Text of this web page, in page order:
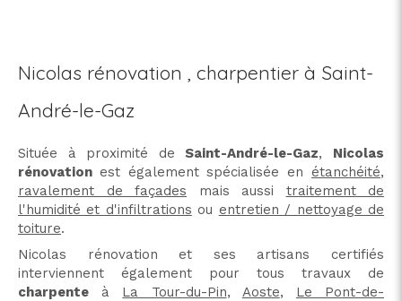
Nicolas rénovation , charpentier à Saint-
André-le-Gaz
Située à proximité deSaint-André-le-Gaz, Nicolas
rénovation est également spécialisée enétanchéité,
ravalement de façades mais aussi traitement de
l'humidité et d'infiltrations ou entretien / nettoyage de
toiture.
Nicolas rénovation et ses artisans certifiés
interviennent également pour tous travaux de
charpente à La Tour-du-Pin, Aoste, Le Pont-de-